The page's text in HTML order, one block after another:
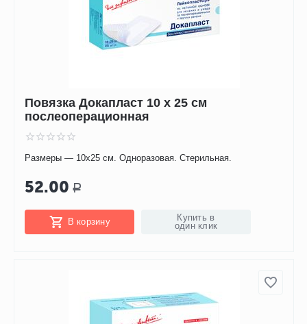
Повязка Докапласт 10 х 25 см
послеоперационная
Размеры — 10х25 см. Одноразовая. Стерильная.
52.00 Р
В корзину
Купить в
один клик